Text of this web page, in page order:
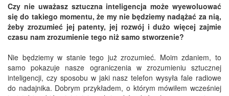
Czy nie uważasz sztuczna inteligencja może wyewoluować
się do takiego momentu, że my nie będziemy nadążać za nią,
żeby zrozumieć jej patenty, jej rozwój i dużo więcej zajmie
czasu nam zrozumienie tego niż samo stworzenie?
Nie będziemy w stanie tego już zrozumieć. Moim zdaniem, to
samo pokazuje nasze ograniczenia w zrozumieniu sztucznej
inteligencji, czy sposobu w jaki nasz telefon wysyła fale radiowe
do nadajnika. Dobrym przykładem, o którym mówiłem wcześniej